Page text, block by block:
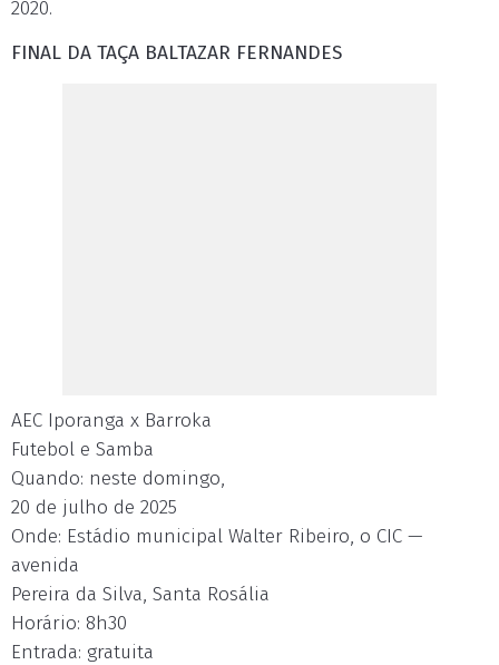
2020.
FINAL DA TAÇA BALTAZAR FERNANDES
AEC Iporanga x Barroka
Futebol e Samba
Quando: neste domingo,
20 de julho de 2025
Onde: Estádio municipal Walter Ribeiro, o CIC —
avenida
Pereira da Silva, Santa Rosália
Horário: 8h30
Entrada: gratuita